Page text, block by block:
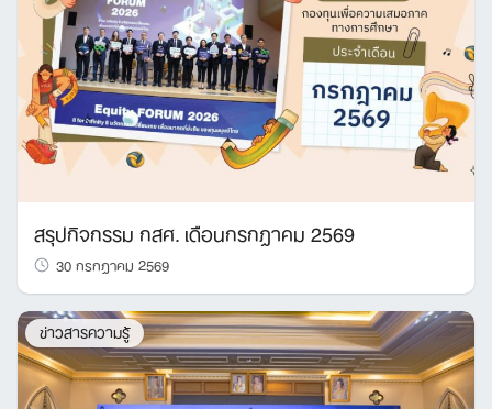
สรุปกิจกรรม กสศ. เดือนกรกฎาคม 2569
30 กรกฎาคม 2569
ข่าวสารความรู้